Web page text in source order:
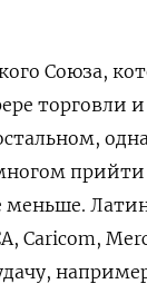
Союза,
торговли
Caricom,